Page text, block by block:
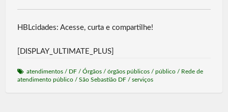
HBLcidades: Acesse, curta e compartilhe!
[DISPLAY_ULTIMATE_PLUS]
atendimentos/ DF/ Órgãos/ órgãos públicos/ público/ Rede de
atendimento público/ São Sebastião DF/ serviços